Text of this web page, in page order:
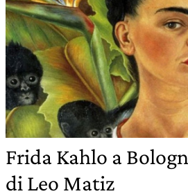
Frida Kahlo a
di Leo Matiz